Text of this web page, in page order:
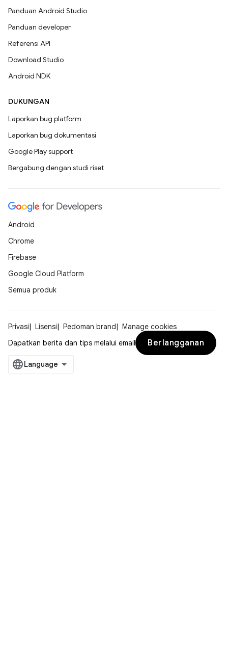
Panduan Android Studio
Panduan developer
Referensi API
Download Studio
Android NDK
DUKUNGAN
Laporkan bug platform
Laporkan bug dokumentasi
Google Play support
Bergabung dengan studi riset
Android
Chrome
Firebase
Google Cloud Platform
Semua produk
Privasi Lisensi Pedoman brand
Manage cookies
Dapatkan berita dan tips melalui email
Berlangganan